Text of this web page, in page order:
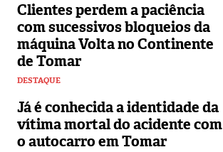
Clientes perdem a paciência
com sucessivos bloqueios da
máquina Volta no Continente
de Tomar
DESTAQUE
Já é conhecida a identidade da
vítima mortal do acidente com
o autocarro em Tomar